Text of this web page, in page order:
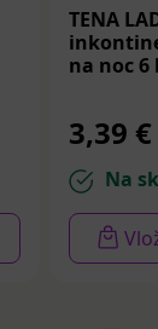
TENA
na noc 6
3,39 €
Na